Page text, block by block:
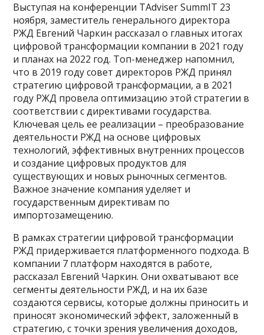
Выступая на конференции TAdviser SummIT 23
ноября, заместитель генерального директора
РЖД Евгений Чаркин рассказал о главных итогах
цифровой трансформации компании в 2021 году
и планах на 2022 год. Топ-менеджер напомнил,
что в 2019 году совет директоров РЖД принял
стратегию цифровой трансформации, а в 2021
году РЖД провела оптимизацию этой стратегии в
соответствии с директивами государства.
Ключевая цель ее реализации – преобразование
деятельности РЖД на основе цифровых
технологий, эффективных внутренних процессов
и создание цифровых продуктов для
существующих и новых рыночных сегментов.
Важное значение компания уделяет и
государственным директивам по
импортозамещению.
В рамках стратегии цифровой трансформации
РЖД придерживается платформенного подхода. В
компании 7 платформ находятся в работе,
рассказал Евгений Чаркин. Они охватывают все
сегменты деятельности РЖД, и на их базе
создаются сервисы, которые должны приносить и
приносят экономический эффект, заложенный в
стратегию, с точки зрения увеличения доходов,